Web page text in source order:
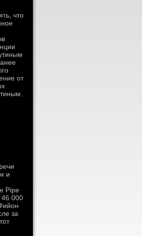
что
от
и
Pipe
46 000
за